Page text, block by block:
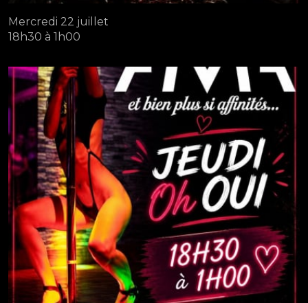
Mercredi 22 juillet
18h30 à 1h00